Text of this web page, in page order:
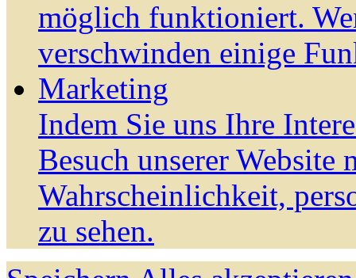
möglich funktioniert.
verschwinden einige
Marketing
Indem Sie uns Ihre
Besuch unserer Website
Wahrscheinlichkeit,
zu sehen.